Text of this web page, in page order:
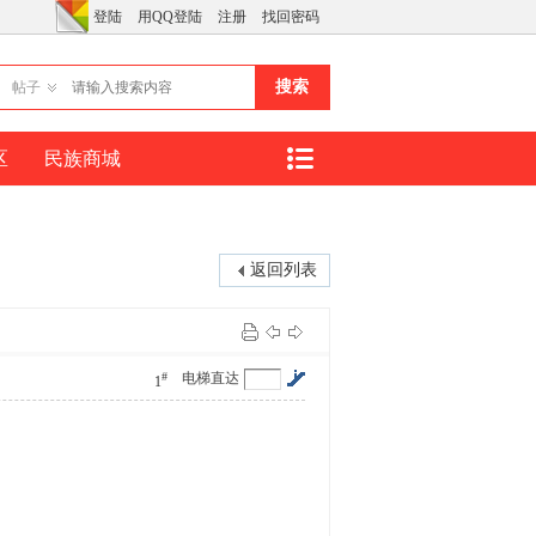
登陆 用QQ登陆 注册 找回密码
帖子 搜索
民族商城
返回列表
电梯直达
1#